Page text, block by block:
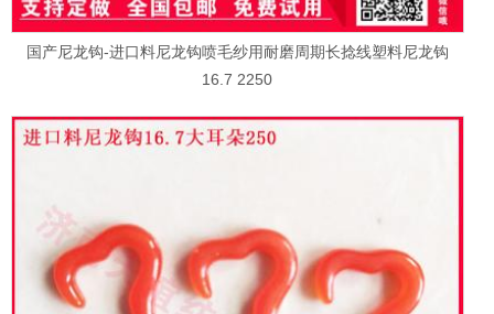
国产尼龙钩-进口料尼龙钩喷毛纱用耐磨周期长捻线塑料尼龙钩
16.7 2250